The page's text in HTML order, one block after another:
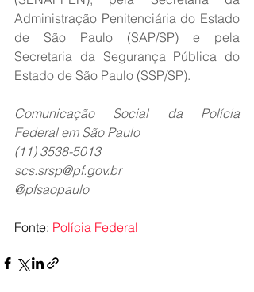
Administração Penitenciária do Estado
de São Paulo (SAP/SP) e pela
Secretaria da Segurança Pública do
Estado de São Paulo (SSP/SP).
Comunicação Social da Polícia
Federal em São Paulo
(11) 3538-5013
scs.srsp@pf.gov.br
@pfsaopaulo
Fonte: Polícia Federal